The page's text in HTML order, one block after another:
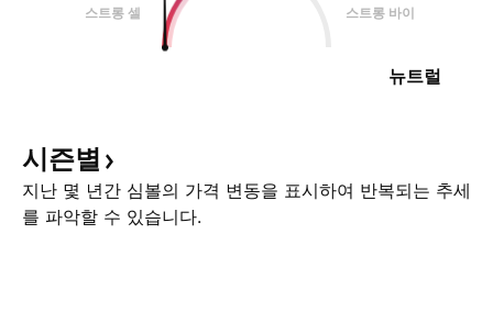
스트롱 셀 스트롱 바이
뉴트럴
시즌별
지난 몇 년간 심볼의 가격 변동을 표시하여 반복되는 추세
를 파악할 수 있습니다.